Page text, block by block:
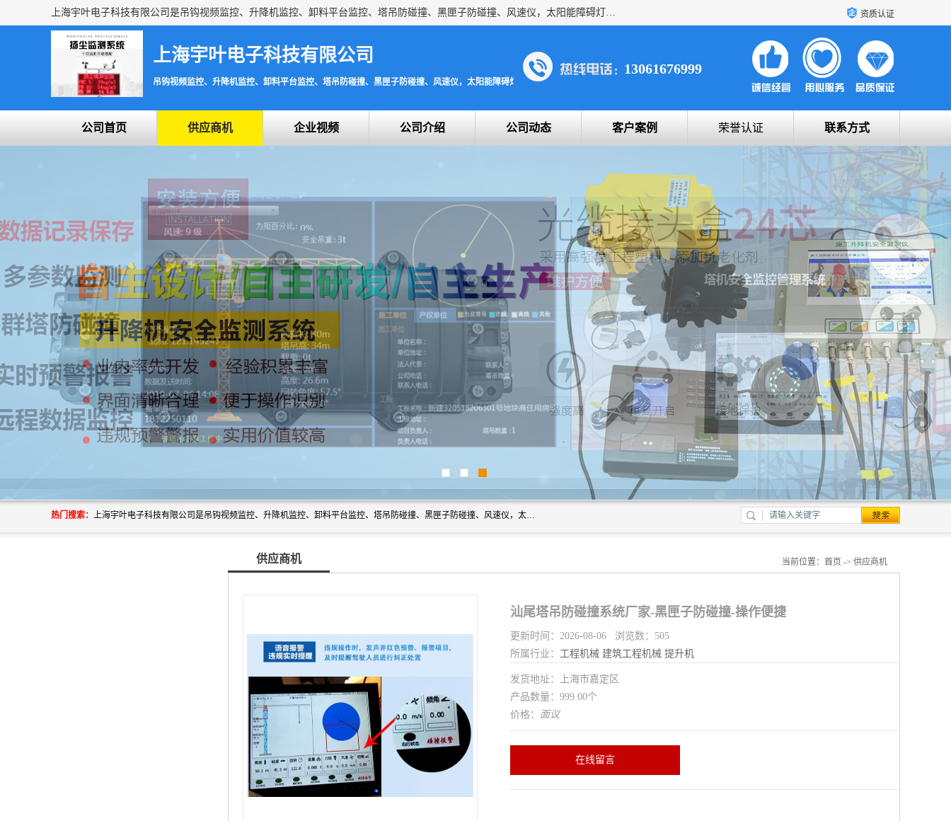
上海宇叶电子科技有限公司是吊钩视频监控、升降机监控、卸料平台监控、塔吊防碰撞、黑匣子防碰撞、风速仪，太阳能障碍灯安全提示灯等一系列升降机的常用配件产品专业研发生产加工的公司，拥有完整、科学的质量管理体系。 资质认证
上海宇叶电子科技有限公司
吊钩视频监控、升降机监控、卸料平台监控、塔吊防碰撞、黑匣子防碰撞、风速仪，太阳能障碍灯安全提示灯
13061676999
公司首页 供应商机 企业视频 公司介绍 公司动态 客户案例 荣誉认证 联系方式
热门搜索： 上海宇叶电子科技有限公司是吊钩视频监控、升降机监控、卸料平台监控、塔吊防碰撞、黑匣子防碰撞、风速仪，太阳能障碍灯安全提示灯等一系列升降机的常用配件产品专业研发生产加工的公司，拥有完整、科学的质量管理体系。
供应商机 当前位置： 首页 -> 供应商机
汕尾塔吊防碰撞系统厂家-黑匣子防碰撞-操作便捷
更新时间：2026-08-06 浏览数：505
所属行业： 工程机械 建筑工程机械 提升机
发货地址：上海市嘉定区
产品数量：999.00个
价格： 面议
在线留言